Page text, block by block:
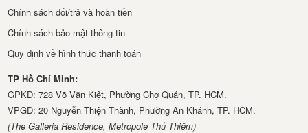
Chính sách đổi/trả và hoàn tiền
Chính sách bảo mật thông tin
Quy định về hình thức thanh toán
TP Hồ Chí Minh:
GPKD: 728 Võ Văn Kiệt, Phường Chợ Quán, TP. HCM.
VPGD: 20 Nguyễn Thiện Thành, Phường An Khánh, TP. HCM.
(The Galleria Residence, Metropole Thủ Thiêm)